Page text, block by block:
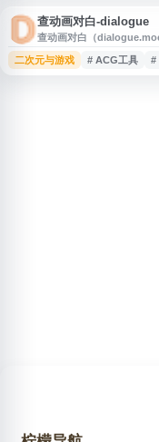
查动画对白-dialogue
查动画对白（
关键词查询动画对白内容
对白及进行动画内容资料
二次元与游戏 # ACG工具 #